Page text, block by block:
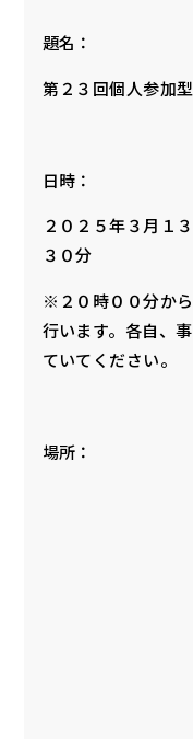
題名：
第２３回個人参加
日時：
２０２５年３月１
３０分
※２０時００分か
行います。各自、
ていてください。
場所：